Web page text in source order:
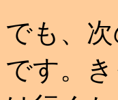
でも、
です。